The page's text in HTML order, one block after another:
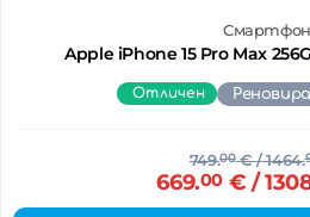
Смартфон
Apple iPhone 15 Pro Max
Отличен
749.00€/ 1464.
669.00€ /